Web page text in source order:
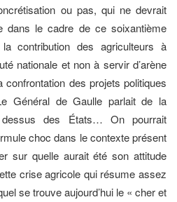
ou pas, qui ne devrait
dans le cadre de ce soixantième
contribution des agriculteurs à
nationale et non à servir d’arène
des projets politiques
Général de Gaulle parlait de la
des États… On pourrait
choc dans le contexte présent
sur quelle aurait été son attitude
crise agricole qui résume assez
se trouve aujourd’hui le « cher et